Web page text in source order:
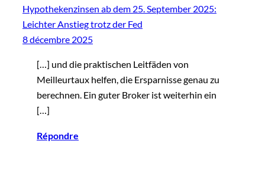
Hypothekenzinsen ab dem 25. September 2025:
Leichter Anstieg trotz der Fed
8 décembre 2025
[…] und die praktischen Leitfäden von
Meilleurtaux helfen, die Ersparnisse genau zu
berechnen. Ein guter Broker ist weiterhin ein
[…]
Répondre